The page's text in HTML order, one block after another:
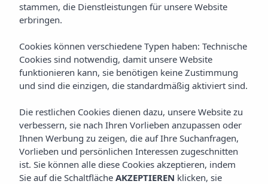
stammen, die Dienstleistungen für unsere Website
erbringen.
Cookies können verschiedene Typen haben: Technische
Cookies sind notwendig, damit unsere Website
funktionieren kann, sie benötigen keine Zustimmung
und sind die einzigen, die standardmäßig aktiviert sind.
Die restlichen Cookies dienen dazu, unsere Website zu
verbessern, sie nach Ihren Vorlieben anzupassen oder
Ihnen Werbung zu zeigen, die auf Ihre Suchanfragen,
Vorlieben und persönlichen Interessen zugeschnitten
ist. Sie können alle diese Cookies akzeptieren, indem
Sie auf die Schaltfläche AKZEPTIEREN klicken, sie